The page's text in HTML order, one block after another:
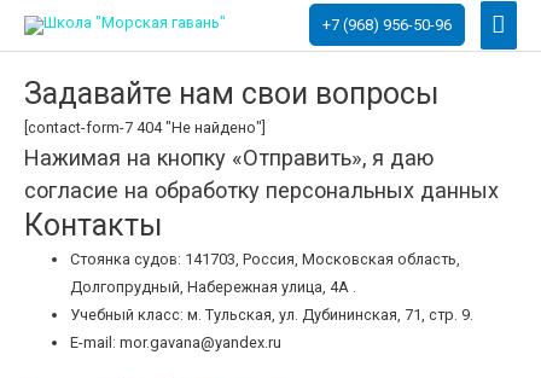
+7 (968) 956-50-96
Задавайте нам свои вопросы
[contact-form-7 404 "Не найдено"]
Нажимая на кнопку «Отправить», я даю
согласие на обработку персональных данных
Контакты
Стоянка судов: 141703, Россия, Московская область,
Долгопрудный, Набережная улица, 4А .
Учебный класс: м. Тульская, ул. Дубининская, 71, стр. 9.
E-mail: mor.gavana@yandex.ru